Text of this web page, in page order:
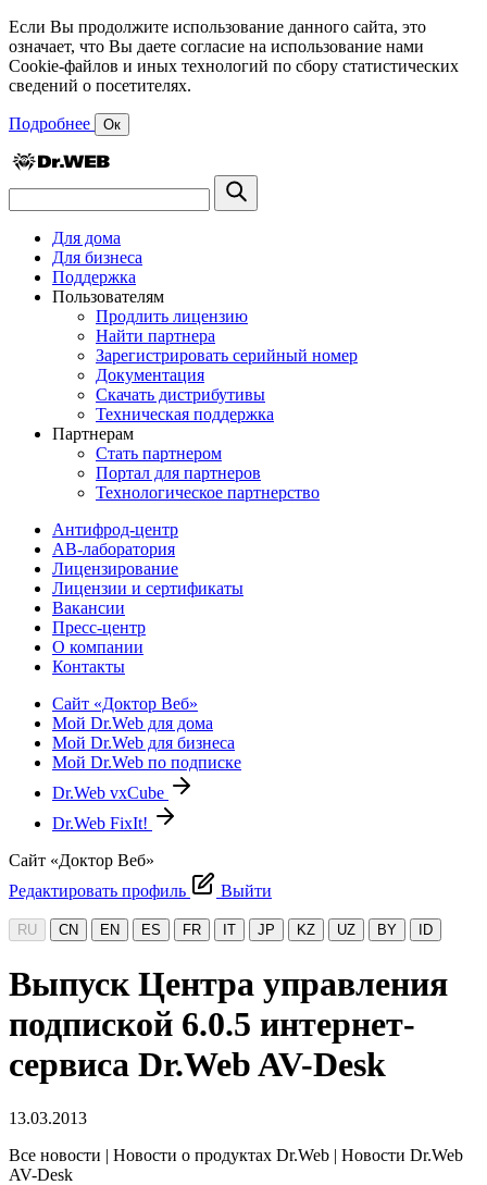
Если Вы продолжите использование данного сайта, это
означает, что Вы даете согласие на использование нами
Cookie-файлов и иных технологий по сбору статистических
сведений о посетителях.
Подробнее Ок
Для дома
Для бизнеса
Поддержка
Пользователям
Продлить лицензию
Найти партнера
Зарегистрировать серийный номер
Документация
Скачать дистрибутивы
Техническая поддержка
Партнерам
Стать партнером
Портал для партнеров
Технологическое партнерство
Антифрод-центр
АВ-лаборатория
Лицензирование
Лицензии и сертификаты
Вакансии
Пресс-центр
О компании
Контакты
Сайт «Доктор Веб»
Мой Dr.Web для дома
Мой Dr.Web для бизнеса
Мой Dr.Web по подписке
Dr.Web vxCube
Dr.Web FixIt!
Сайт «Доктор Веб»
Редактировать профиль
Выйти
RU CN EN ES FR IT JP KZ UZ BY ID
Выпуск Центра управления
подпиской 6.0.5 интернет-
сервиса Dr.Web AV-Desk
13.03.2013
Все новости | Новости о продуктах Dr.Web | Новости Dr.Web
AV-Desk